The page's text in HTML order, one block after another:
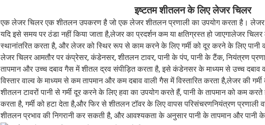
इष्टतम शीतलन के लिए लेजर चिलर
एक लेजर चिलर एक शीतलन उपकरण है जो एक लेजर शीतलन प्रणाली का उपयोग करता है। लेजर
यदि इसे समय पर ठंडा नहीं किया जाता है,लेजर का प्रदर्शन कम या क्षतिग्रस्त हो जाएगालेजर चिलर
स्थानांतरित करता है, और लेजर को स्थिर रूप से काम करने के लिए गर्मी को दूर करने के लिए पानी
लेजर चिलर आमतौर पर कंप्रेसर, कंडेनसर, शीतलन टावर, पानी के पंप, पानी के टैंक, नियंत्रण
तापमान और उच्च दबाव गैस में शीतल द्रव संपीड़ित करता है, इसे कंडेनसर के माध्यम से उच्च दबाव
विस्तार वाल्व के माध्यम से कम तापमान और कम दबाव वाली गैस में विस्तारित करता है,लेजर की
शीतलन टावरों पानी से गर्मी दूर करने के लिए हवा का उपयोग करते हैं, पानी के तापमान को कम
करता है, गर्मी को हटा देता है,और फिर से शीतलन टॉवर के लिए वापस परिसंचरणनियंत्रण प्रणाली
शीतलन प्रभाव की निगरानी कर सकती है, और आवश्यकता के अनुसार पानी के तापमान और पानी